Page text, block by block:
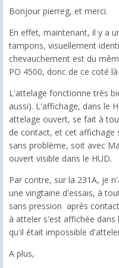
Bonjour pierreg, et merci.
En effet, maintenant, il y a
tampons, visuellement
chevauchement est du
PO 4500, donc de ce coté
L'attelage fonctionne très
aussi). L'affichage, dans le
attelage ouvert, se fait à
de contact, et cet
sans problème, soit avec
ouvert visible dans le HUD.
Par contre, sur la 231A, je
une vingtaine d'essais, à
sans pression après
à atteler s'est affichée
qu'il était impossible
A plus,